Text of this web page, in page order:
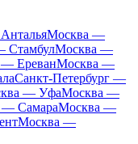
Москва —
СтамбулМосква —
ЕреванМосква —
Санкт-Петербург —
— УфаМосква —
— СамараМосква —
Москва —